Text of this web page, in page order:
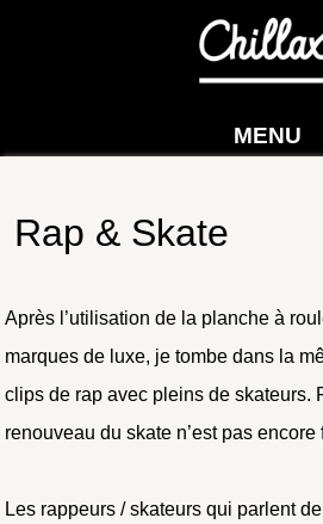
MENU
Rap & Skate
Après l’utilisation de la planche à
marques de luxe, je tombe dans la
clips de rap avec pleins de skateurs.
renouveau du skate n’est pas encore
Les rappeurs / skateurs qui parlent